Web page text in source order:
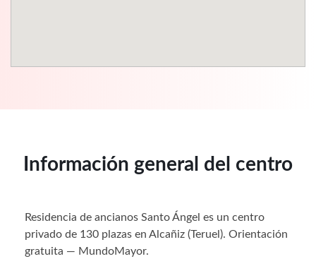
Información general del centro
Residencia de ancianos Santo Ángel es un centro
privado de 130 plazas en Alcañiz (Teruel). Orientación
gratuita — MundoMayor.